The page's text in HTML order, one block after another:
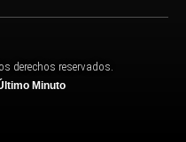
derechos reservados.
Minuto